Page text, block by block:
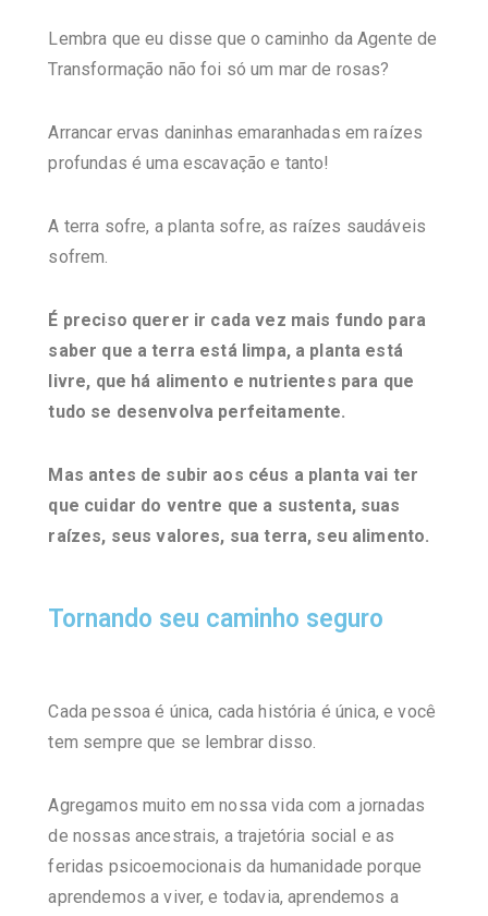
Lembra que eu disse que o caminho da Agente de
Transformação não foi só um mar de rosas?
Arrancar ervas daninhas emaranhadas em raízes
profundas é uma escavação e tanto!
A terra sofre, a planta sofre, as raízes saudáveis
sofrem.
É preciso querer ir cada vez mais fundo para
saber que a terra está limpa, a planta está
livre, que há alimento e nutrientes para que
tudo se desenvolva perfeitamente.
Mas antes de subir aos céus a planta vai ter
que cuidar do ventre que a sustenta, suas
raízes, seus valores, sua terra, seu alimento.
Tornando seu caminho seguro
Cada pessoa é única, cada história é única, e você
tem sempre que se lembrar disso.
Agregamos muito em nossa vida com a jornadas
de nossas ancestrais, a trajetória social e as
feridas psicoemocionais da humanidade porque
aprendemos a viver, e todavia, aprendemos a